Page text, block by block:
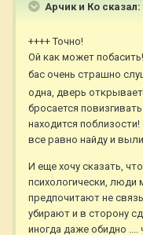
Арчик и Ко сказал:
++++ Точно!
Ой как может
бас очень страшно
одна, дверь
бросается
находится
все равно найду и
И еще хочу сказать,
психологически, люди
предпочитают не
убирают и в сторону
иногда даже обидно ....